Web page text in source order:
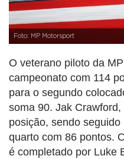
Foto: MP Motorsport
O veterano piloto da
campeonato com 114
para o segundo
soma 90. Jak
posição, sendo seguido
quarto com 86 pontos.
é completado por Luke